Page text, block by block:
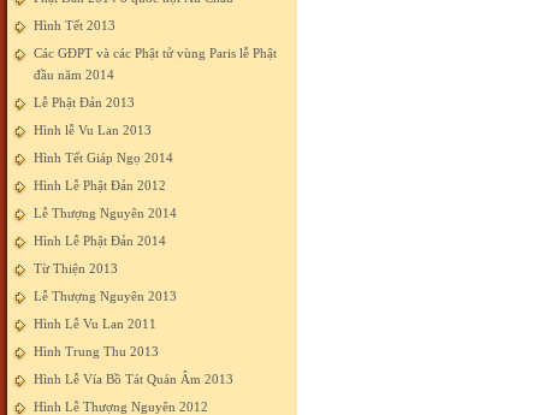
Hình Tết 2013
Các GĐPT và các Phật tử vùng Paris lễ Phật
đầu năm 2014
Lễ Phật Đản 2013
Hình lễ Vu Lan 2013
Hình Tết Giáp Ngọ 2014
Hình Lễ Phật Đản 2012
Lễ Thượng Nguyên 2014
Hình Lễ Phật Đản 2014
Từ Thiện 2013
Lễ Thượng Nguyên 2013
Hình Lễ Vu Lan 2011
Hình Trung Thu 2013
Hình Lễ Vía Bồ Tát Quán Âm 2013
Hình Lễ Thượng Nguyên 2012